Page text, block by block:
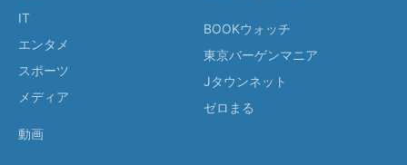
IT
エンタメ
スポーツ
メディア
動画
BOOKウォッチ
東京バーゲンマニア
Jタウンネット
ゼロまる